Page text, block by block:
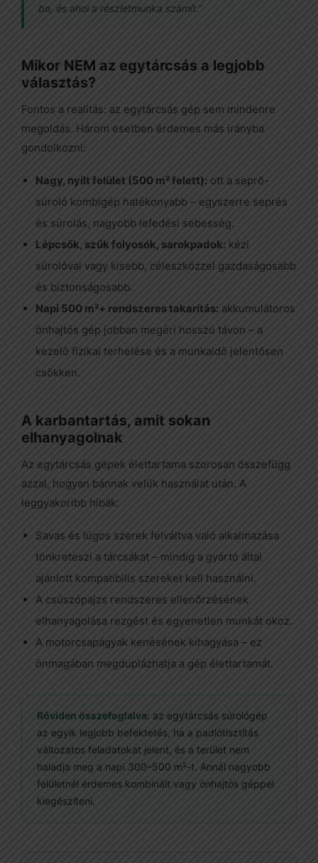
be, és ahol a részletmunka számít.”
Mikor NEM az egytárcsás a legjobb
választás?
Fontos a realitás: az egytárcsás gép sem mindenre
megoldás. Három esetben érdemes más irányba
gondolkozni:
Nagy, nyílt felület (500 m² felett): ott a seprő-
súroló kombigép hatékonyabb – egyszerre seprés
és súrolás, nagyobb lefedési sebesség.
Lépcsők, szűk folyosók, sarokpadok: kézi
súrolóval vagy kisebb, céleszközzel gazdaságosabb
és biztonságosabb.
Napi 500 m²+ rendszeres takarítás: akkumulátoros
önhajtós gép jobban megéri hosszú távon – a
kezelő fizikai terhelése és a munkaidő jelentősen
csökken.
A karbantartás, amit sokan
elhanyagolnak
Az egytárcsás gépek élettartama szorosan összefügg
azzal, hogyan bánnak velük használat után. A
leggyakoribb hibák:
Savas és lúgos szerek felváltva való alkalmazása
tönkreteszi a tárcsákat – mindig a gyártó által
ajánlott kompatibilis szereket kell használni.
A csúszópajzs rendszeres ellenőrzésének
elhanyagolása rezgést és egyenetlen munkát okoz.
A motorcsapágyak kenésének kihagyása – ez
önmagában megduplázhatja a gép élettartamát.
Röviden összefoglalva: az egytárcsás súrológép
az egyik legjobb befektetés, ha a padlótisztítás
változatos feladatokat jelent, és a terület nem
haladja meg a napi 300–500 m²-t. Annál nagyobb
felületnél érdemes kombinált vagy önhajtós géppel
kiegészíteni.